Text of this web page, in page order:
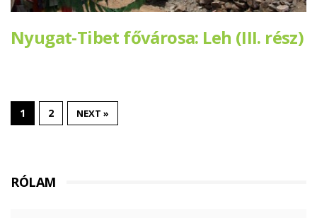
Nyugat-Tibet fővárosa: Leh (III. rész)
1 2 NEXT »
RÓLAM